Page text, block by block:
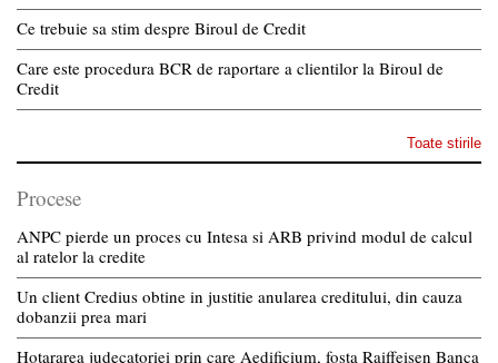
Ce trebuie sa stim despre Biroul de Credit
Care este procedura BCR de raportare a clientilor la Biroul de
Credit
Toate stirile
Procese
ANPC pierde un proces cu Intesa si ARB privind modul de calcul
al ratelor la credite
Un client Credius obtine in justitie anularea creditului, din cauza
dobanzii prea mari
Hotararea judecatoriei prin care Aedificium, fosta Raiffeisen Banca